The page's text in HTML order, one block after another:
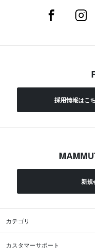
採用情報はこ
新規
カテゴリ
カスタマーサポート